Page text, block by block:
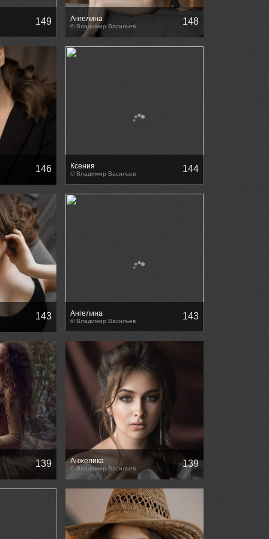
149 Ангелина
© Владимир Васильев 148
146 Ксения
© Владимир Васильев 144
143 Ангелина
© Владимир Васильев 143
139 Анжелика
© Владимир Васильев 139